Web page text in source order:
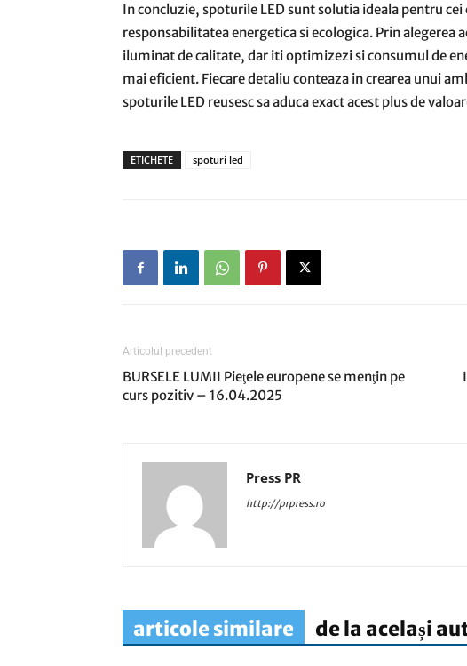
In concluzie, spoturile LED sunt solutia ideala pentru
responsabilitatea energetica si ecologica. Prin alegerea
iluminat de calitate, dar iti optimizezi si consumul de
mai eficient. Fiecare detaliu conteaza in crearea unui
spoturile LED reusesc sa aduca exact acest plus de
ETICHETE spoturi led
Articolul precedent
BURSELE LUMII Pieţele europene se menţin pe
curs pozitiv – 16.04.2025
Press PR
http://prpress.ro
articole similare de la același